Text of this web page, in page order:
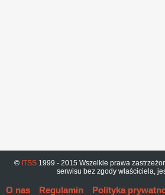
© ITSS 1999 - 2015 Wszelkie prawa
serwisu bez zgody właściciela,
O nas Regulamin Polityka